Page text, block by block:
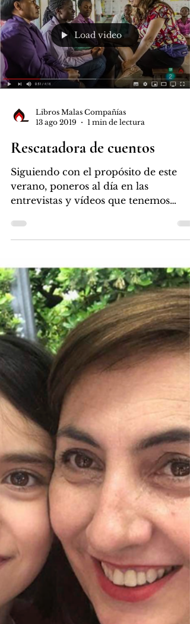
Load video
Libros Malas Compañías
13 ago 2019
1 min de lectura
Rescatadora de cuentos
Siguiendo con el propósito de este
verano, poneros al día en las
entrevistas y vídeos que tenemos
YouTube y...